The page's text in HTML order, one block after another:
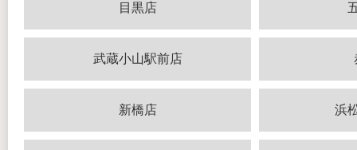
目黒店
武蔵小山駅前店
新橋店 浜